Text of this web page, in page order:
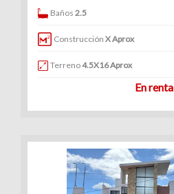
Baños2.5
Construcción X Aprox
Terreno4.5X16 Aprox
En renta